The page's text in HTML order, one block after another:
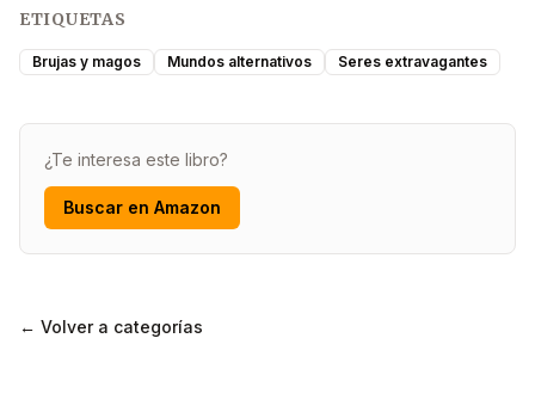
ETIQUETAS
Brujas y magos Mundos alternativos Seres extravagantes
¿Te interesa este libro?
Buscar en Amazon
← Volver a categorías